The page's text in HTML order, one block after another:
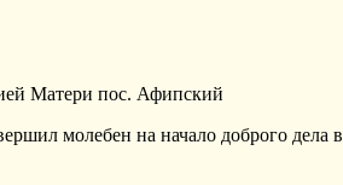
Матери пос. Афипский
молебен на начало доброго